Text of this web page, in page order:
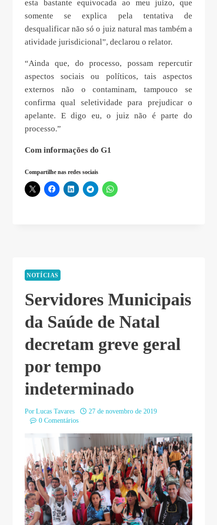
esta bastante equivocada ao meu juízo, que
somente se explica pela tentativa de
desqualificar não só o juiz natural mas também a
atividade jurisdicional”, declarou o relator.
“Ainda que, do processo, possam repercutir
aspectos sociais ou políticos, tais aspectos
externos não o contaminam, tampouco se
confirma qual seletividade para prejudicar o
apelante. E digo eu, o juiz não é parte do
processo.”
Com informações do G1
Compartilhe nas redes sociais
NOTÍCIAS
Servidores Municipais
da Saúde de Natal
decretam greve geral
por tempo
indeterminado
Por Lucas Tavares
27 de novembro de 2019
0 Comentários